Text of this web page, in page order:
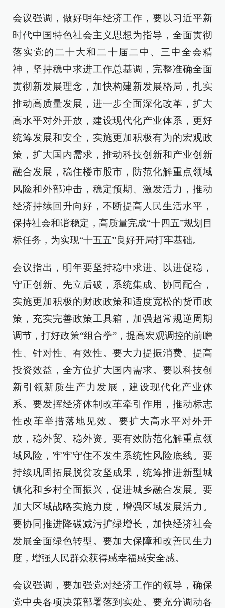
会议强调，做好明年经济工作，要以习近平新
时代中国特色社会主义思想为指导，全面贯彻
落实党的二十大和二十届二中、三中全会精
神，坚持稳中求进工作总基调，完整准确全面
贯彻新发展理念，加快构建新发展格局，扎实
推动高质量发展，进一步全面深化改革，扩大
高水平对外开放，建设现代化产业体系，更好
统筹发展和安全，实施更加积极有为的宏观政
策，扩大国内需求，推动科技创新和产业创新
融合发展，稳住楼市股市，防范化解重点领域
风险和外部冲击，稳定预期、激发活力，推动
经济持续回升向好，不断提高人民生活水平，
保持社会和谐稳定，高质量完成“十四五”规划目
标任务，为实现“十五五”良好开局打牢基础。
会议指出，明年要坚持稳中求进、以进促稳，
守正创新、先立后破，系统集成、协同配合，
实施更加积极的财政政策和适度宽松的货币政
策，充实完善政策工具箱，加强超常规逆周期
调节，打好政策“组合拳”，提高宏观调控的前瞻
性、针对性、有效性。要大力提振消费、提高
投资效益，全方位扩大国内需求。要以科技创
新引领新质生产力发展，建设现代化产业体
系。要发挥经济体制改革牵引作用，推动标志
性改革举措落地见效。要扩大高水平对外开
放，稳外贸、稳外资。要有效防范化解重点领
域风险，牢牢守住不发生系统性风险底线。要
持续巩固拓展脱贫攻坚成果，统筹推进新型城
镇化和乡村全面振兴，促进城乡融合发展。要
加大区域战略实施力度，增强区域发展活力。
要协同推进降碳减污扩绿增长，加快经济社会
发展全面绿色转型。要加大保障和改善民生力
度，增强人民群众获得感幸福感安全感。
会议强调，要加强党对经济工作的领导，确保
党中央各项决策部署落到实处。要充分调动各